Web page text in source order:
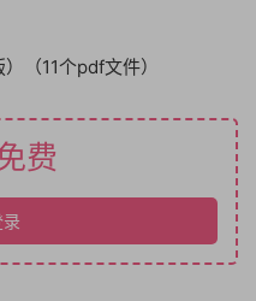
（11个pdf文件）
费